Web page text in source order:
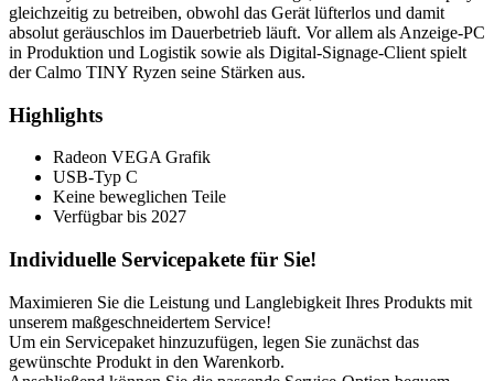
Maximieren Sie die Leistung und Langlebigkeit Ihres Produkts mit
unserem maßgeschneidertem Service!
Um ein Servicepaket hinzuzufügen, legen Sie zunächst das
Anschließend können Sie die passende Service-Option bequem
während des Bestellvorgangs auswählen.
Servicepaket
Basis IND III
Service-Dauer
5 Jahre
Leistungsmerkmale
erweiterte Hersteller-Gewährleistung
+
Teile-Vorabaustausch-Service
+